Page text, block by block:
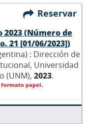
Reservar
2023 (Número de
21 [01/06/2023])
: Dirección de
Universidad
(UNM), 2023.
papel.